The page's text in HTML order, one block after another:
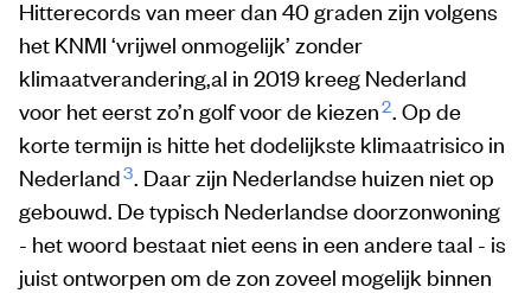
Hitterecords van meer dan 40 graden zijn volgens
het KNMI ‘vrijwel onmogelijk’ zonder
klimaatverandering,al in 2019 kreeg Nederland
voor het eerst zo’n golf voor de kiezen2. Op de
korte termijn is hitte het dodelijkste klimaatrisico in
Nederland3. Daar zijn Nederlandse huizen niet op
gebouwd. De typisch Nederlandse doorzonwoning
- het woord bestaat niet eens in een andere taal - is
juist ontworpen om de zon zoveel mogelijk binnen